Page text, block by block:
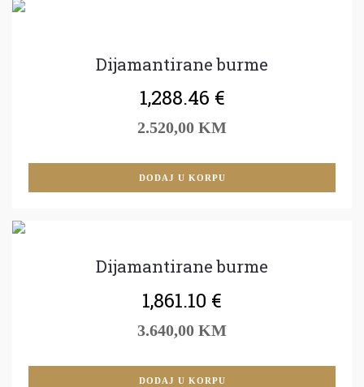
Dijamantirane burme
1,288.46 €
2.520,00 KM
DODAJ U KORPU
Dijamantirane burme
1,861.10 €
3.640,00 KM
DODAJ U KORPU